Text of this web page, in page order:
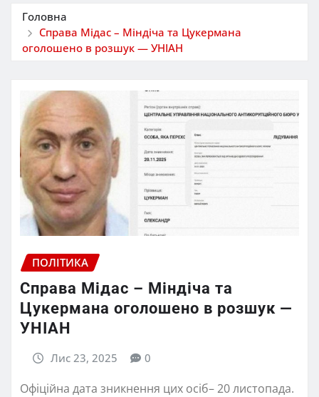
Головна
Справа Мідас – Міндіча та Цукермана
оголошено в розшук — УНІАН
ПОЛІТИКА
Справа Мідас – Міндіча та
Цукермана оголошено в розшук —
УНІАН
Лис 23, 2025 0
Офіційна дата зникнення цих осіб– 20 листопада.